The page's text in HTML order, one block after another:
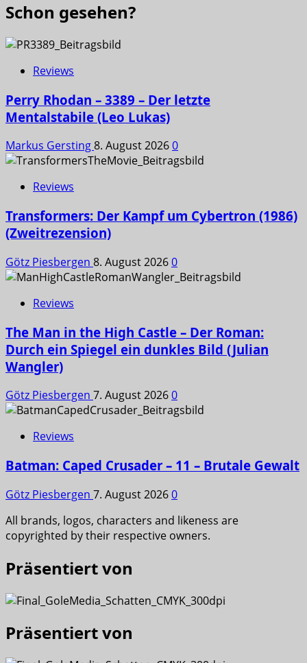
Schon gesehen?
Reviews
Perry Rhodan – 3389 – Der letzte
Mentalstabile (Leo Lukas)
Markus Gersting8. August 20260
Reviews
Transformers: Der Kampf um Cybertron (1986)
(Zweitrezension)
Götz Piesbergen 8. August 20260
Reviews
The Man in the High Castle – Der Roman:
Durch ein Spiegel ein dunkles Bild (Julian
Wangler)
Götz Piesbergen 7. August 20260
Reviews
Batman: Caped Crusader – 11 – Brutale Gewalt
Götz Piesbergen 7. August 20260
All brands, logos, characters and likeness are
copyrighted by their respective owners.
Präsentiert von
Präsentiert von